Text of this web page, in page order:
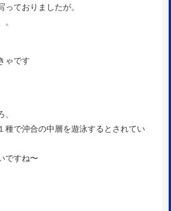
ておりましたが。
ゃです
種で沖合の中層を遊泳するとされてい
ですね〜